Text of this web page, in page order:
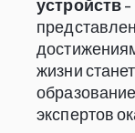
жизни
экспертов